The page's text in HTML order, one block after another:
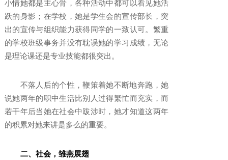
小情她都是主心骨，各种活动中都可以看见她活
跃的身影；在学校，她是学生会的宣传部长，突
出的宣传与组织能力获得同学的一致认可。繁重
的学校班级事务并没有耽误她的学习成绩，无论
是理论课还是专业技能都很突出。
不落人后的个性，鞭策着她不断地奔跑，她
说她两年的职中生活比别人过得繁忙而充实，而
若干年后当她在社会中跋涉时，她才知道这两年
的积累对她来讲是多么的重要。
二、 社会，雏燕展翅